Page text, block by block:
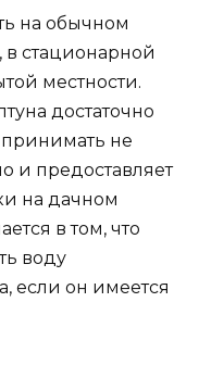
на обычном
стационарной
местности.
достаточно
не
и предоставляет
на дачном
в том, что
воду
если он имеется